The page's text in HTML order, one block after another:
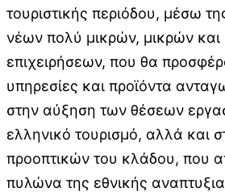
τουριστικής περιόδου, μέσω
νέων πολύ μικρών, μικρών και
επιχειρήσεων, που θα
υπηρεσίες και προϊόντα
στην αύξηση των θέσεων
ελληνικό τουρισμό, αλλά και
προοπτικών του κλάδου, που
πυλώνα της εθνικής